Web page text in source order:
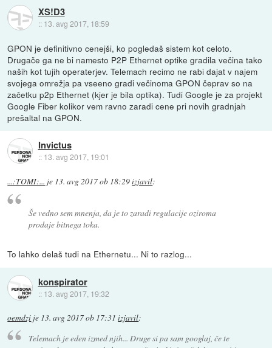
XS!D3
:: 13. avg 2017, 18:59
GPON je definitivno cenejši, ko pogledaš sistem kot celoto.
Drugače ga ne bi namesto P2P Ethernet optike gradila večina tako
naših kot tujih operaterjev. Telemach recimo ne rabi dajat v najem
svojega omrežja pa vseeno gradi večinoma GPON čeprav so na
začetku p2p Ethernet (kjer je bila optika). Tudi Google je za projekt
Google Fiber kolikor vem ravno zaradi cene pri novih gradnjah
prešaltal na GPON.
Invictus
:: 13. avg 2017, 19:01
...:TOMI:... je 13. avg 2017 ob 18:29izjavil:
Še vedno sem mnenja, da je to zaradi regulacije oziroma
prodaje bitnega toka.
To lahko delaš tudi na Ethernetu... Ni to razlog...
konspirator
:: 13. avg 2017, 19:32
oemdzi je 13. avg 2017 ob 17:31 izjavil:
Telemach je eden izmed njih... Druge si pa sam googlaj, če te